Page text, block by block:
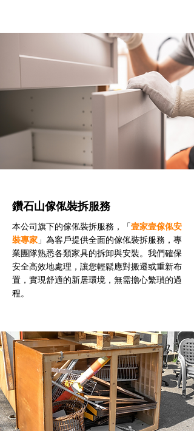
鑽石山傢俬裝拆服務
本公司旗下的傢俬裝拆服務，「壹家壹傢俬安
裝專家 」為客戶提供全面的傢俬裝拆服務，專
業團隊熟悉各類家具的拆卸與安裝。我們確保
安全高效地處理，讓您輕鬆應對搬遷或重新布
置，實現舒適的新居環境，無需擔心繁瑣的過
程。